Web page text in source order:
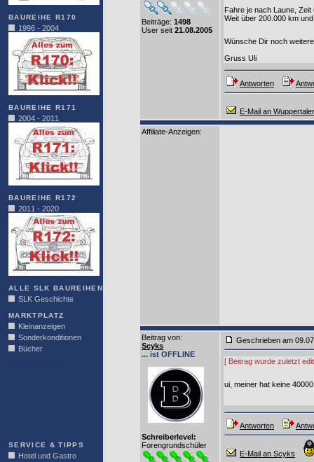
BAUREIHE R170
1996 - 2004
BAUREIHE R171
2004 - 2011
BAUREIHE R172
2011 - 2020
ALLE SLK BAUREIHEN
SLK Geschichte
MARKTPLATZ
Kleinanzeigen
Sonderkonditionen
Bücher
SERVICE & TIPPS
Hotel und Gastro
Beiträge: 1498
User seit 21.08.2005
Fahre je nach Laune,
Weit über 200.000 km
Wünsche Dir noch
Gruss Uli
Antworten
E-Mail an Wuppertaler
Affiliate-Anzeigen:
Beitrag von:
Scyks
... ist OFFLINE
Schreiberlevel:
Forengrundschüler
Geschrieben am
[ Beitrag wurde zuletzt
ui, meiner hat keine
Antworten
E-Mail an Scyks